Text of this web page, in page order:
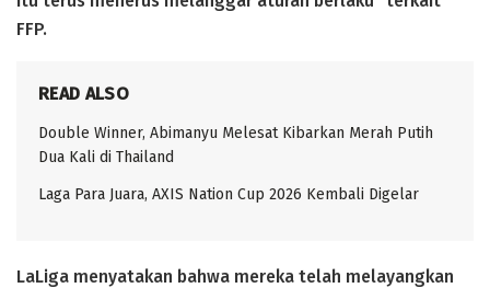
FFP.
READ ALSO
Double Winner, Abimanyu Melesat Kibarkan Merah Putih
Dua Kali di Thailand
Laga Para Juara, AXIS Nation Cup 2026 Kembali Digelar
LaLiga menyatakan bahwa mereka telah melayangkan